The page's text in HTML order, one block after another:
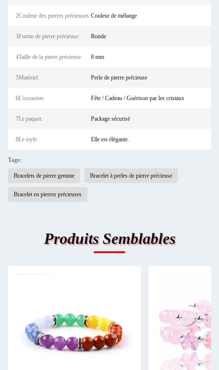
2Couleur des pierres précieuses:Couleur de mélange
3Forme de pierre précieuse: Ronde
4Taille de la pierre précieuse: 8 mm
5Matériel: Perle de pierre précieuse
6L'occasion: Fête / Cadeau / Guérison par les cristaux
7Le paquet: Package sécurisé
8Le style: Elle est élégante.
Tags:
Bracelets de pierre gemme Bracelet à perles de pierre précieuse
Bracelet en pierres précieuses
Produits Semblables